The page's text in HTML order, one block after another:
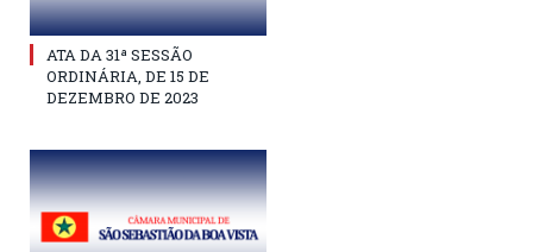
ATA DA 31ª SESSÃO
ORDINÁRIA, DE 15 DE
DEZEMBRO DE 2023